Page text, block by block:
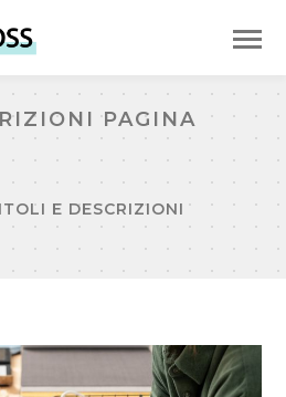
PAGINA
E DESCRIZIONI